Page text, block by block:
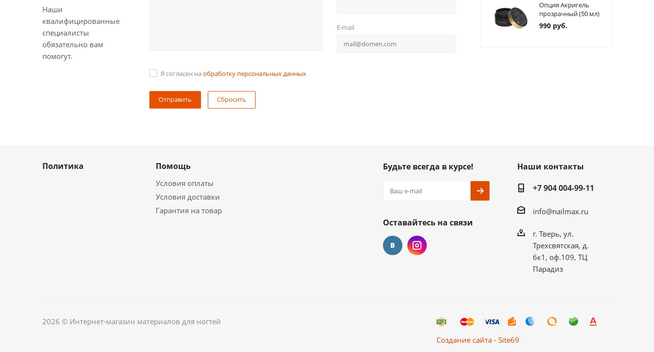
Наши
квалифицированные
специалисты
обязательно вам
помогут.
E-mail
Я согласен на обработку персональных данных
Сбросить
Опция Акригель
прозрачный (50 мл)
990 руб.
Политика Помощь
Условия оплаты
Условия доставки
Гарантия на товар
Будьте всегда в курсе!
Оставайтесь на связи
Наши контакты
+7 904 004-99-11
info@nailmax.ru
г. Тверь, ул.
Трехсвятская, д.
6к1, оф.109, ТЦ
Парадиз
2026 © Интернет-магазин материалов для ногтей
Создание сайта - Site69